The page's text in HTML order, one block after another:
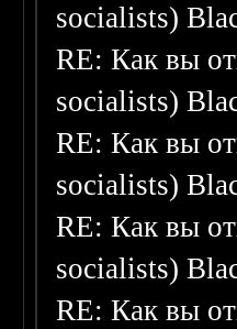
socialists)
RE: Как вы
socialists)
RE: Как вы
socialists)
RE: Как вы
socialists)
RE: Как вы